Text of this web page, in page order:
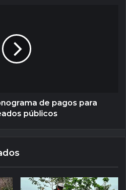
de pagos para
públicos